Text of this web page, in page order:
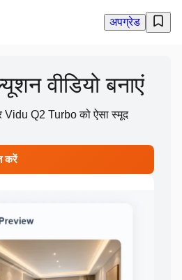
अपग्रेड
वीडियो बनाएं
Q2 Turbo को ऐसा स्मूद
करें